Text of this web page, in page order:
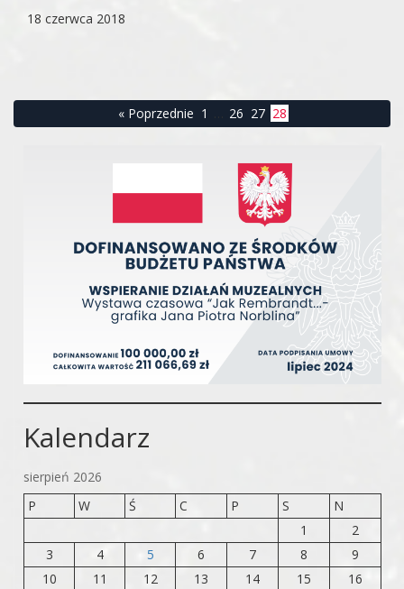
18 czerwca 2018
« Poprzednie 1 26 27 28
Kalendarz
sierpień 2026
P
W Ś C P S
N
1
2
3
4 5 6 7 8
9
10
11 12 13 14 15
16